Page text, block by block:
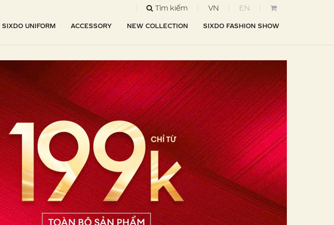
Tìm kiếm VN EN
SIXDO UNIFORM ACCESSORY NEW COLLECTION SIXDO FASHION SHOW